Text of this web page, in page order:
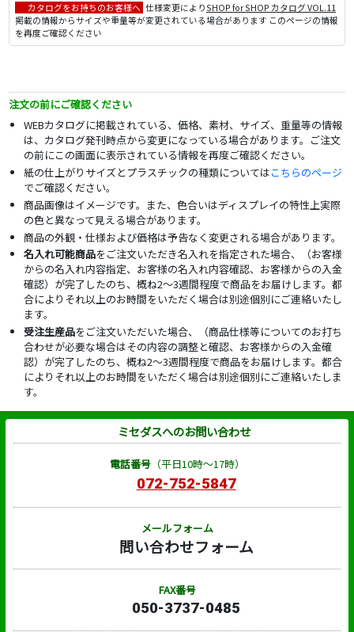
カタログをお持ちのお客様へ 仕様変更によりSHOP for SHOP カタログ VOL.11
掲載の情報からサイズや重量等が変更されている場合があります このページの情報
を再度ご確認ください
注文の前にご確認ください
WEBカタログに掲載されている、価格、素材、サイズ、重量等の情報
は、カタログ発刊時点から変更になっている場合があります。ご注文
の前にこの画面に表示されている情報を再度ご確認ください。
紙の仕上がりサイズとプラスチックの種類についてはこちらのページ
でご確認ください。
商品画像はイメージです。また、色合いはディスプレイの特性上実際
の色と異なって見える場合があります。
商品の外観・仕様および価格は予告なく変更される場合があります。
名入れ可能商品をご注文いただき名入れを指定された場合、（お客様
からの名入れ内容指定、お客様の名入れ内容確認、お客様からの入金
確認）が完了したのち、概ね2～3週間程度で商品をお届けします。都
合によりそれ以上のお時間をいただく場合は別途個別にご連絡いたし
ます。
受注生産品をご注文いただいた場合、（商品仕様等についてのお打ち
合わせが必要な場合はその内容の調整と確認、お客様からの入金確
認）が完了したのち、概ね2～3週間程度で商品をお届けします。都合
によりそれ以上のお時間をいただく場合は別途個別にご連絡いたしま
す。
ミセダスへのお問い合わせ
電話番号（平日10時～17時）
072-752-5847
メールフォーム
問い合わせフォーム
FAX番号
050-3737-0485